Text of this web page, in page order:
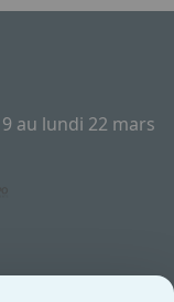
au lundi 22 mars